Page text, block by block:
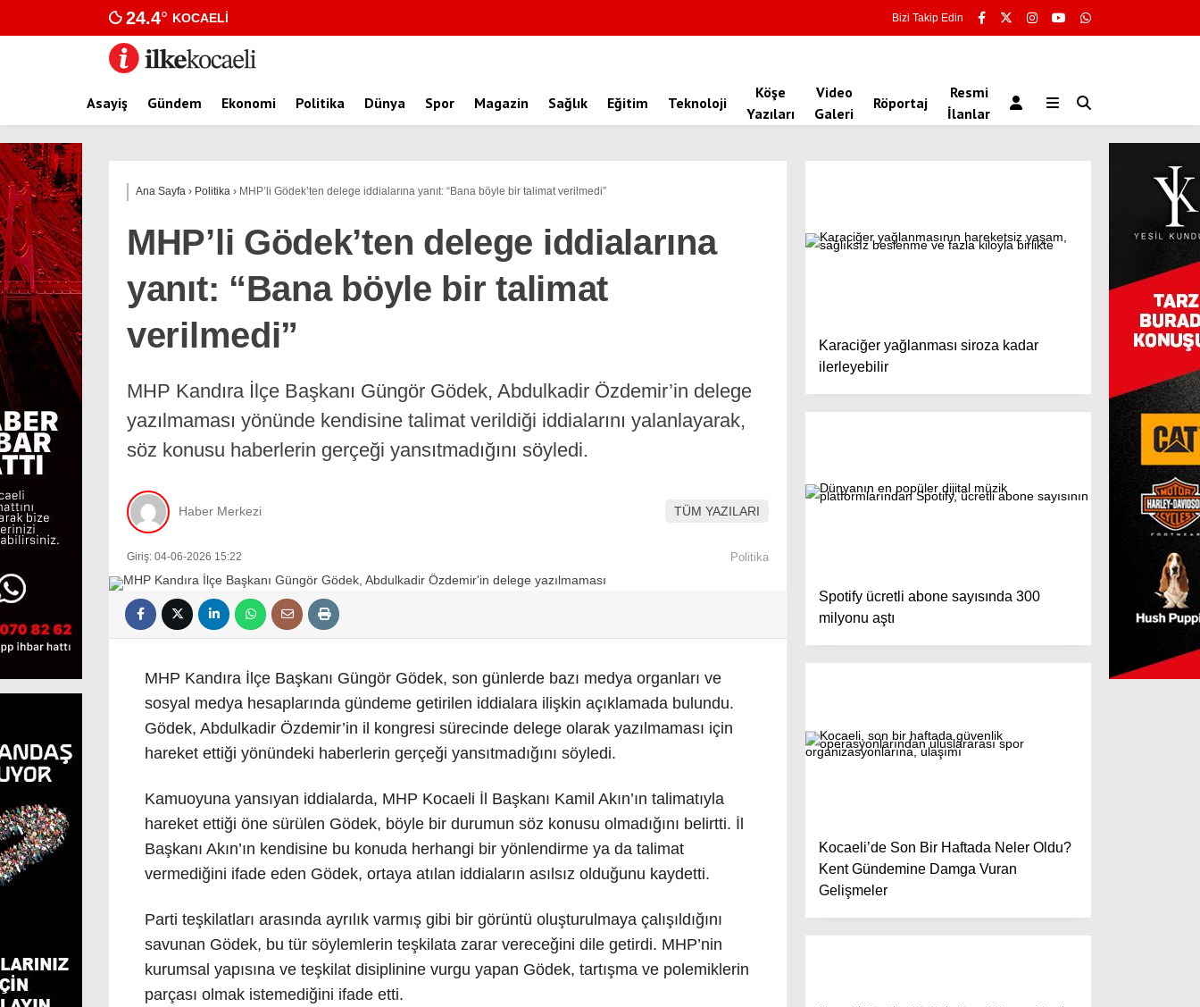
24.4° KOCAELI Bizi Takip Edin
Asayiş Gündem Ekonomi Politika Dünya Spor Magazin Sağlık Eğitim Teknoloji
Köşe
Yazıları
Video
Galeri
Röportaj
Resmi
İlanlar
Ana Sayfa › Politika › MHP’li Gödek’ten delege iddialarına yanıt: “Bana böyle bir talimat verilmedi”
MHP’li Gödek’ten delege iddialarına
yanıt: “Bana böyle bir talimat
verilmedi”
MHP Kandıra İlçe Başkanı Güngör Gödek, Abdulkadir Özdemir’in delege
yazılmaması yönünde kendisine talimat verildiği iddialarını yalanlayarak,
söz konusu haberlerin gerçeği yansıtmadığını söyledi.
Haber Merkezi TÜM YAZILARI
Giriş: 04-06-2026 15:22 Politika
MHP Kandıra İlçe Başkanı Güngör Gödek, son günlerde bazı medya organları ve
sosyal medya hesaplarında gündeme getirilen iddialara ilişkin açıklamada bulundu.
Gödek, Abdulkadir Özdemir’in il kongresi sürecinde delege olarak yazılmaması için
hareket ettiği yönündeki haberlerin gerçeği yansıtmadığını söyledi.
Kamuoyuna yansıyan iddialarda, MHP Kocaeli İl Başkanı Kamil Akın’ın talimatıyla
hareket ettiği öne sürülen Gödek, böyle bir durumun söz konusu olmadığını belirtti. İl
Başkanı Akın’ın kendisine bu konuda herhangi bir yönlendirme ya da talimat
vermediğini ifade eden Gödek, ortaya atılan iddiaların asılsız olduğunu kaydetti.
Parti teşkilatları arasında ayrılık varmış gibi bir görüntü oluşturulmaya çalışıldığını
savunan Gödek, bu tür söylemlerin teşkilata zarar vereceğini dile getirdi. MHP’nin
kurumsal yapısına ve teşkilat disiplinine vurgu yapan Gödek, tartışma ve polemiklerin
parçası olmak istemediğini ifade etti.
Karaciğer yağlanması siroza kadar
ilerleyebilir
Spotify ücretli abone sayısında 300
milyonu aştı
Kocaeli’de Son Bir Haftada Neler Oldu?
Kent Gündemine Damga Vuran
Gelişmeler